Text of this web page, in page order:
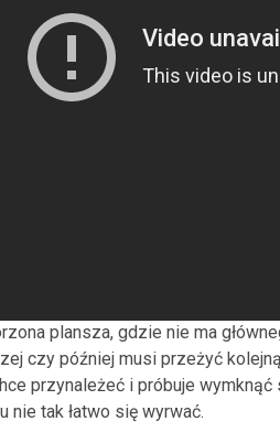
plansza, gdzie nie ma
czy później musi przeżyć
przynależeć i próbuje
nie tak łatwo się wyrwać.